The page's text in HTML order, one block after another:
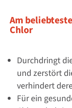
Am
Chlor
Durchdringt
und zerstört
verhindert
Für ein